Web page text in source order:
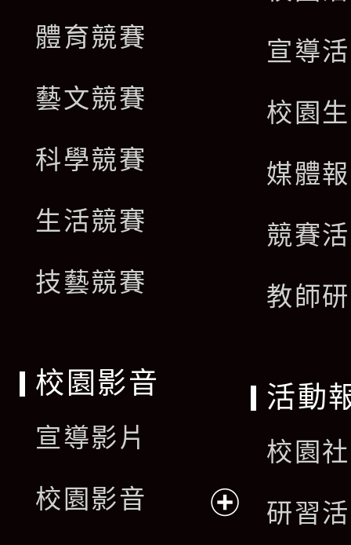
體育競賽
藝文競賽
科學競賽
生活競賽
技藝競賽
宣導
校園
媒體
競賽
教師
校園影音
宣導影片
校園影音
活動
校園
研習